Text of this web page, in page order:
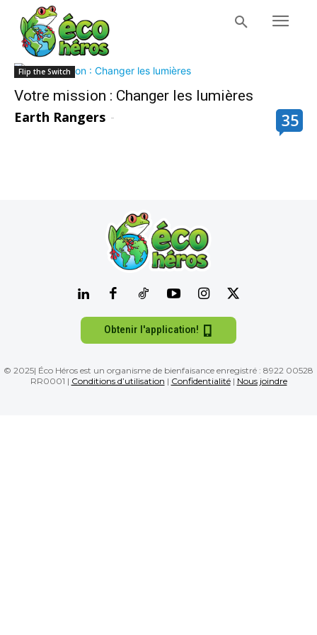
Flip the Switch
Votre mission : Changer les lumières
Earth Rangers - 35
Obtenir l'application!
© 2025| Éco Héros est un organisme de bienfaisance enregistré : 8922 00528
RR0001 | Conditions d’utilisation | Confidentialité| Nous joindre